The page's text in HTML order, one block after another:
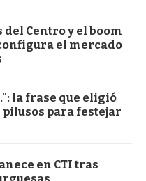
del Centro y el boom
el mercado
la frase que eligió
para festejar
en CTI tras